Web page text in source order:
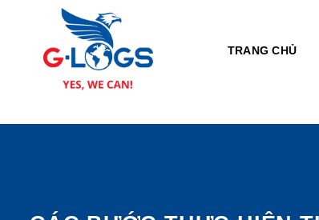
TRANG CHỦ